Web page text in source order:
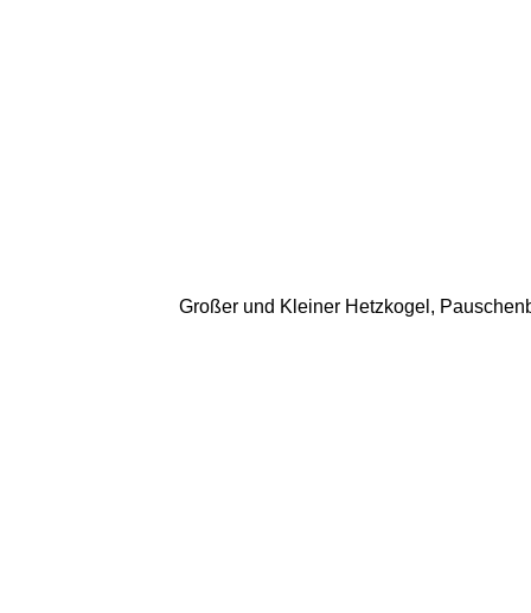
Großer und Kleiner Hetzkogel,